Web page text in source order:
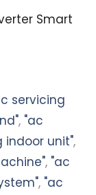
Smart
servicing
, "ac
indoor unit",
, "ac
, "ac